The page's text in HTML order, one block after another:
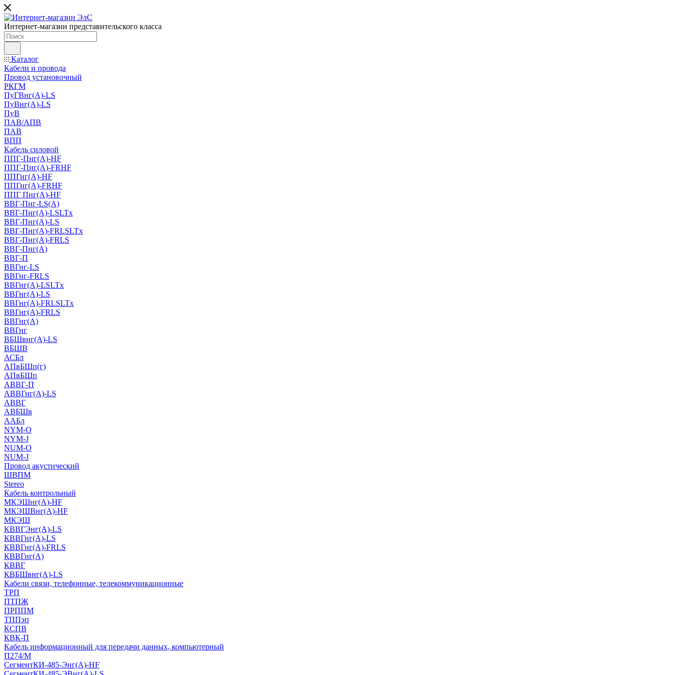
Интернет-магазин представительского класса
Каталог
Кабели и провода
Провод установочный
РКГМ
ПуГВнг(А)-LS
ПуВнг(А)-LS
ПуВ
ПАВ/АПВ
ПАВ
ВПП
Кабель силовой
ППГ-Пнг(А)-HF
ППГ-Пнг(А)-FRHF
ППГнг(А)-HF
ППГнг(А)-FRHF
ППГ Пнг(А)-HF
ВВГ-Пнг-LS(А)
ВВГ-Пнг(А)-LSLTx
ВВГ-Пнг(А)-LS
ВВГ-Пнг(А)-FRLSLTx
ВВГ-Пнг(А)-FRLS
ВВГ-Пнг(А)
ВВГ-П
ВВГнг-LS
ВВГнг-FRLS
ВВГнг(А)-LSLTx
ВВГнг(А)-LS
ВВГнг(А)-FRLSLTx
ВВГнг(А)-FRLS
ВВГнг(А)
ВВГнг
ВБШвнг(А)-LS
ВБШВ
АСБл
АПвБШп(г)
АПвБШп
АВВГ-П
АВВГнг(А)-LS
АВВГ
АВБШв
ААБл
NYM-O
NYM-J
NUM-О
NUM-J
Провод акустический
ШВПМ
Stereo
Кабель контрольный
МКЭШнг(A)-HF
МКЭШВнг(А)-HF
МКЭШ
КВВГЭнг(А)-LS
КВВГнг(А)-LS
КВВГнг(А)-FRLS
КВВГнг(А)
КВВГ
КВБШвнг(А)-LS
Кабели связи, телефонные, телекоммуникационные
ТРП
ПТПЖ
ПРППМ
ТППэп
КСПВ
КВК-П
Кабель информационный для передачи данных, компьютерный
П274/М
СегментКИ-485-Энг(А)-HF